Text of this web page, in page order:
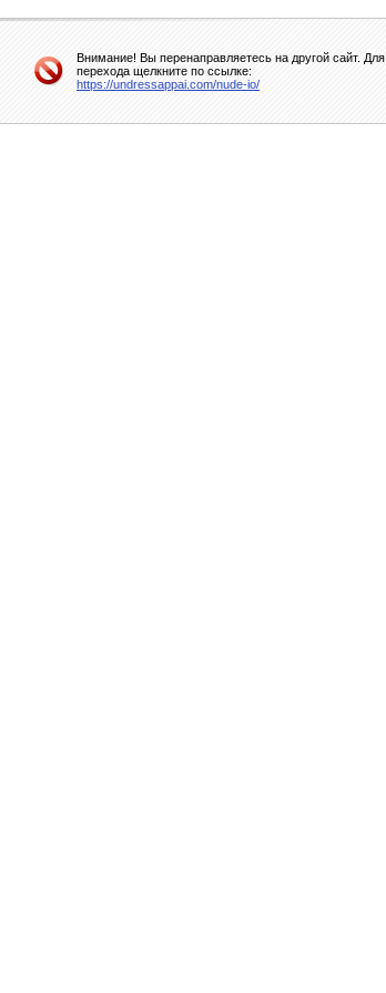
Внимание! Вы перенаправляетесь на другой сайт. Для
перехода щелкните по ссылке:
https://undressappai.com/nude-io/